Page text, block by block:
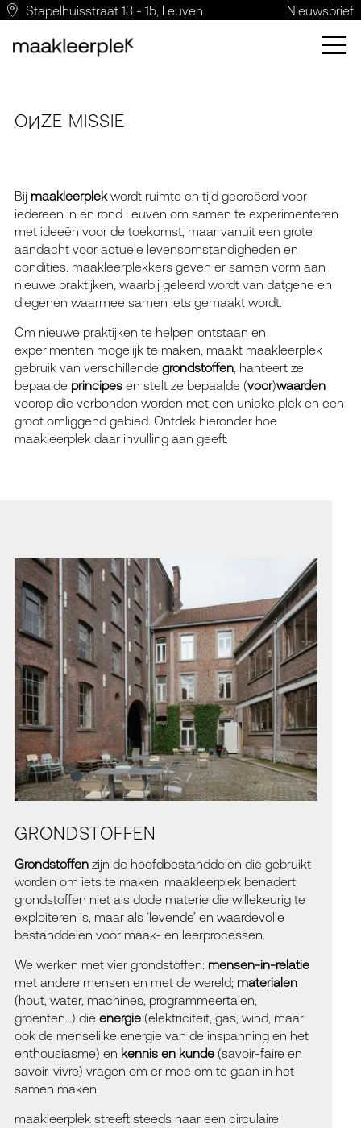
Stapelhuisstraat 13 - 15, Leuven Nieuwsbrief
ONZE MISSIE
Bij maakleerplekwordt ruimte en tijdgecreëerd voor
iedereen in en rond Leuven om samen te experimenteren
met ideeën voor de toekomst, maar vanuit een grote
aandacht voor actuele levensomstandigheden en
condities. maakleerplekkers geven er samen vorm aan
nieuwe praktijken, waarbij geleerdwordt van datgene en
diegenen waarmee samen iets gemaaktwordt.
Om nieuwe praktijken te helpen ontstaan en
experimenten mogelijk te maken, maakt maakleerplek
gebruik van verschillende grondstoffen, hanteert ze
bepaalde principesen stelt ze bepaalde (voor)waarden
voorop die verbonden worden met een unieke plek en een
groot omliggend gebied. Ontdek hieronder hoe
maakleerplek daar invulling aan geeft.
GRONDSTOFFEN
Grondstoffenzijn de hoofdbestanddelen die gebruikt
worden om iets te maken. maakleerplek benadert
grondstoffen niet als dode materie die willekeurig te
exploiteren is, maar als ‘levende’ en waardevolle
bestanddelen voor maak- en leerprocessen.
We werken met vier grondstoffen: mensen-in-relatie
met andere mensen en met de wereld; materialen
(hout, water, machines, programmeertalen,
groenten…) die energie(elektriciteit, gas, wind, maar
ook de menselijke energie van de inspanning en het
enthousiasme) en kennis en kunde(savoir-faire en
savoir-vivre) vragen om er mee om te gaan in het
samen maken.
maakleerplek streeft steeds naar een circulaire